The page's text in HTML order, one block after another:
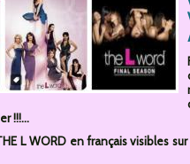
!!!...
L WORD en français visibles